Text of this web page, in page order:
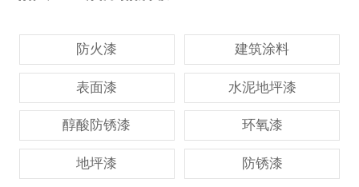
防火漆 建筑涂料
表面漆 水泥地坪漆
醇酸防锈漆 环氧漆
地坪漆 防锈漆